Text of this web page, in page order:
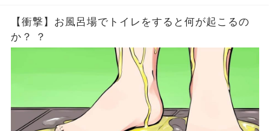
【衝撃】お風呂場でトイレをすると何が起こるの
か？ ？